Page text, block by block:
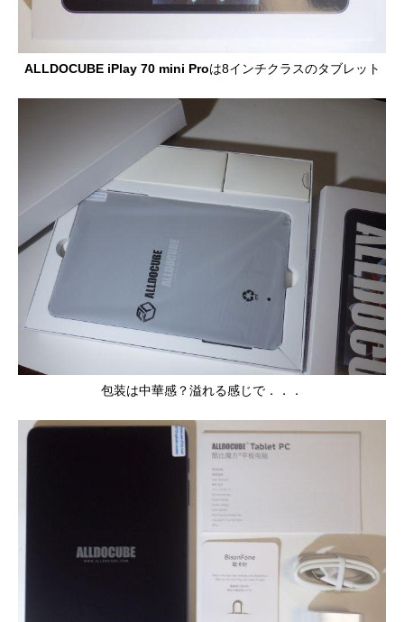
ALLDOCUBE iPlay 70 mini Proは8インチクラスのタブレット
包装は中華感？溢れる感じで．．．